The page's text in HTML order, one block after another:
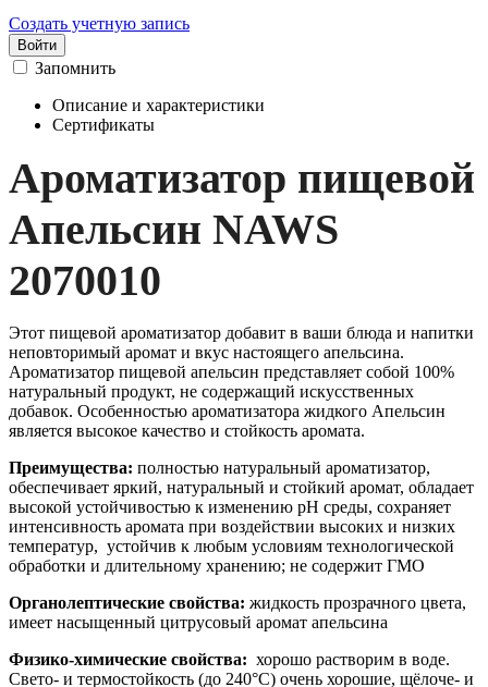
Создать учетную запись
Войти
Запомнить
Описание и характеристики
Сертификаты
Ароматизатор пищевой
Апельсин NAWS
2070010
Этот пищевой ароматизатор добавит в ваши блюда и напитки
неповторимый аромат и вкус настоящего апельсина.
Ароматизатор пищевой апельсин представляет собой 100%
натуральный продукт, не содержащий искусственных
добавок. Особенностью ароматизатора жидкого Апельсин
является высокое качество и стойкость аромата.
Преимущества: полностью натуральный ароматизатор,
обеспечивает яркий, натуральный и стойкий аромат, обладает
высокой устойчивостью к изменению pH среды, сохраняет
интенсивность аромата при воздействии высоких и низких
температур, устойчив к любым условиям технологической
обработки и длительному хранению; не содержит ГМО
Органолептические свойства: жидкость прозрачного цвета,
имеет насыщенный цитрусовый аромат апельсина
Физико-химические свойства: хорошо растворим в воде.
Свето- и термостойкость (до 240°С) очень хорошие, щёлоче- и